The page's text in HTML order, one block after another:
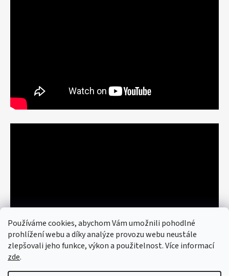
Používáme cookies, abychom Vám umožnili pohodlné
prohlížení webu a díky analýze provozu webu neustále
zlepšovali jeho funkce, výkon a použitelnost. Více informací
zde.